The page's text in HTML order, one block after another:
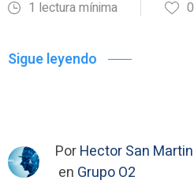
1 lectura mínima 0
Sigue leyendo
PorHector San Martin
en Grupo O2